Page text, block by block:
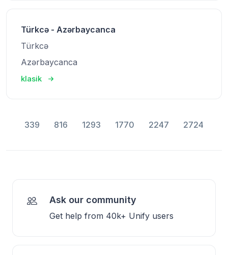
Türkcə - Azərbaycanca
Türkcə
Azərbaycanca
klasik
339 816 1293 1770 2247 2724
Ask our community
Get help from 40k+ Unify users